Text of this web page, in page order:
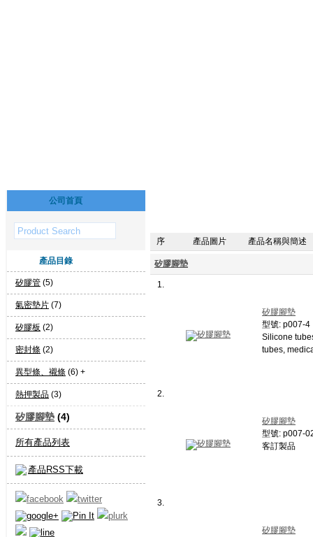
公司首頁
產品目錄
矽膠管 (5)
氣密墊片 (7)
矽膠板 (2)
密封條 (2)
異型條、襯條 (6) +
熱押製品 (3)
矽膠腳墊 (4)
所有產品列表
產品RSS下載
序 產品圖片 產品名稱與簡述
矽膠腳墊
1.
矽膠腳墊
型號: p007-4
Silicone
tubes,
2.
矽膠腳墊
型號: p007-
客訂製品
3.
矽膠腳墊